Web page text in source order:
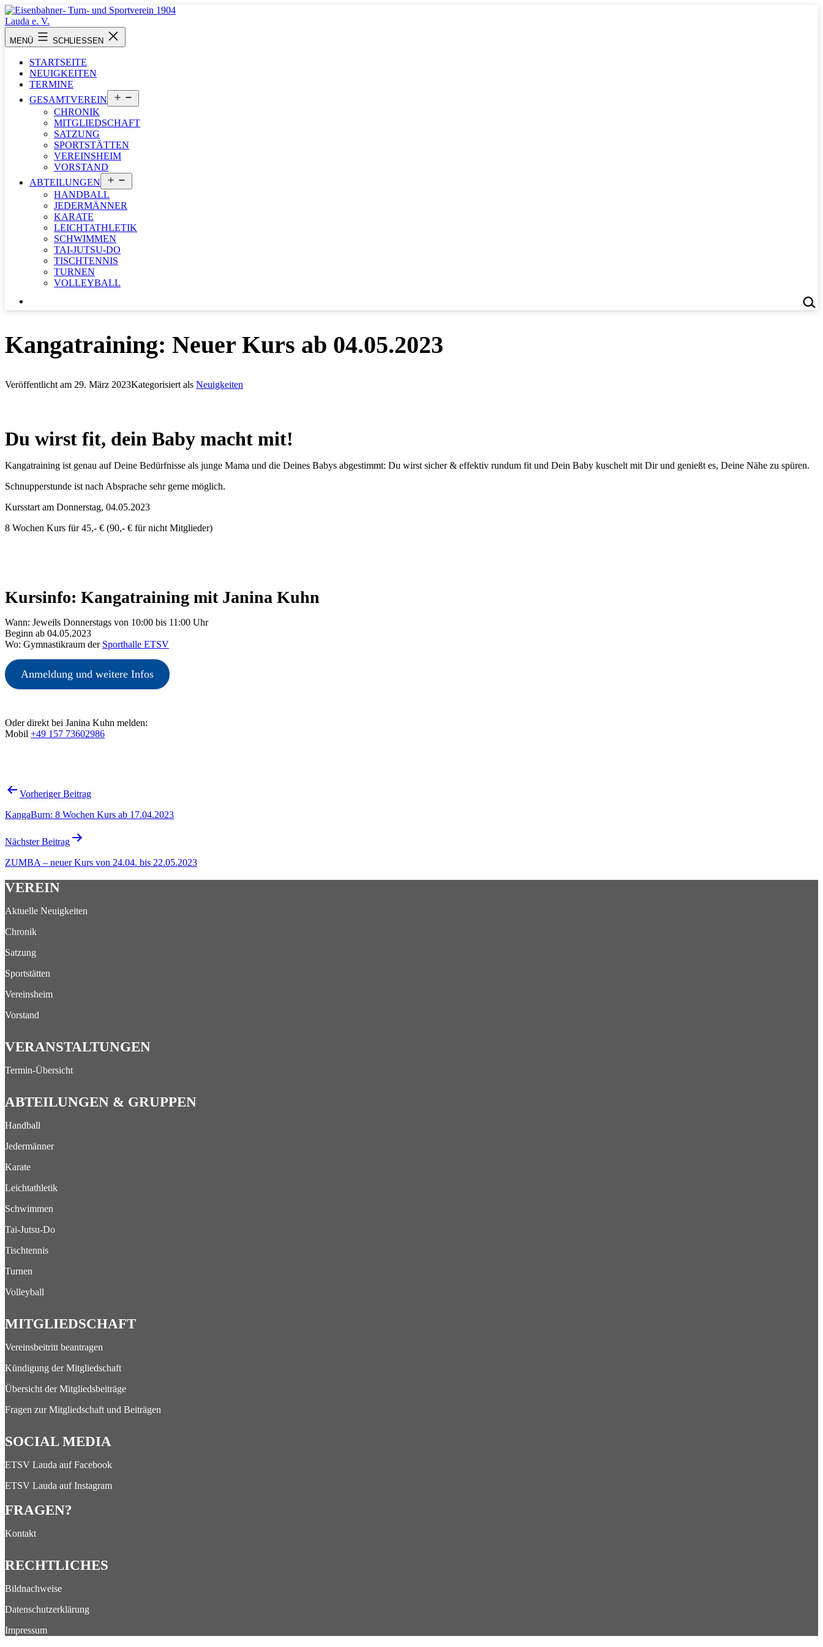
Zum
Inhalt
springen
Eisenbahner-
Turn-
Sportverein
1904
Lauda
MENÜ SCHLIESSEN
STARTSEITE
NEUIGKEITEN
TERMINE
GESAMTVEREIN
öffnen
CHRONIK
MITGLIEDSCHAFT
SATZUNG
SPORTSTÄTTEN
VEREINSHEIM
VORSTAND
ABTEILUNGEN
öffnen
HANDBALL
JEDERMÄNNER
KARATE
LEICHTATHLETIK
SCHWIMMEN
TAI-JUTSU-DO
TISCHTENNIS
TURNEN
VOLLEYBALL
Kangatraining: Neuer Kurs ab 04.05.2023
Veröffentlicht am 29. März 2023Kategorisiert als Neuigkeiten
Du wirst fit, dein Baby macht mit!
Kangatraining ist genau auf Deine Bedürfnisse als junge Mama und die Deines Babys abgestimmt: Du wirst sicher & effektiv rundum fit und Dein Baby kuschelt mit Dir und genießt es, Deine Nähe zu spüren.
Schnupperstunde ist nach Absprache sehr gerne möglich.
Kursstart am Donnerstag, 04.05.2023
8 Wochen Kurs für 45,- € (90,- € für nicht Mitglieder)
Kursinfo: Kangatraining mit Janina Kuhn
Wann: Jeweils Donnerstags von 10:00 bis 11:00 Uhr
Beginn ab 04.05.2023
Wo: Gymnastikraum der Sporthalle ETSV
Anmeldung und weitere Infos
Oder direkt bei Janina Kuhn melden:
Mobil +49 157 73602986
Beitragsnavigation
Vorheriger Beitrag
KangaBurn: 8 Wochen Kurs ab 17.04.2023
Nächster Beitrag
ZUMBA – neuer Kurs von 24.04. bis 22.05.2023
VEREIN
Aktuelle Neuigkeiten
Chronik
Satzung
Sportstätten
Vereinsheim
Vorstand
VERANSTALTUNGEN
Termin-Übersicht
ABTEILUNGEN & GRUPPEN
Handball
Jedermänner
Karate
Leichtathletik
Schwimmen
Tai-Jutsu-Do
Tischtennis
Turnen
Volleyball
MITGLIEDSCHAFT
Vereinsbeitritt beantragen
Kündigung der Mitgliedschaft
Übersicht der Mitgliedsbeiträge
Fragen zur Mitgliedschaft und Beiträgen
SOCIAL MEDIA
ETSV Lauda auf Facebook
ETSV Lauda auf Instagram
FRAGEN?
Kontakt
RECHTLICHES
Bildnachweise
Datenschutzerklärung
Impressum